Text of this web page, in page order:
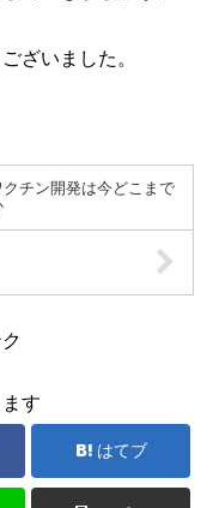
ざいました。
チン開発は今どこまで
す
はてブ